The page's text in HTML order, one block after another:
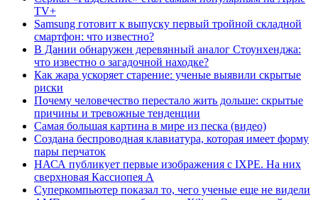
TV+
Samsung готовит к выпуску первый тройной складной
смартфон: что известно?
В Дании обнаружен деревянный аналог Стоунхенджа:
что известно о загадочной находке?
Как жара ускоряет старение: ученые выявили скрытые
риски
Почему человечество перестало жить дольше: скрытые
причины и тревожные тенденции
Самая большая картина в мире из песка (видео)
Создана беспроводная клавиатура, которая имеет форму
пары перчаток
НАСА публикует первые изображения с IXPE. На них
сверхновая Кассиопея А
Суперкомпьютер показал то, чего ученые еще не видели